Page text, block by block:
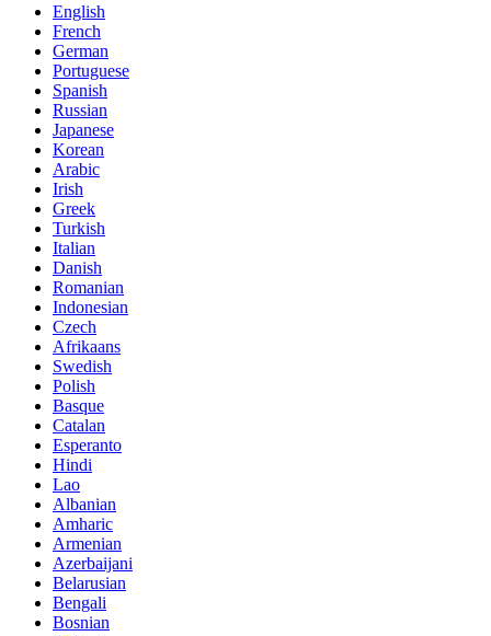
English
French
German
Portuguese
Spanish
Russian
Japanese
Korean
Arabic
Irish
Greek
Turkish
Italian
Danish
Romanian
Indonesian
Czech
Afrikaans
Swedish
Polish
Basque
Catalan
Esperanto
Hindi
Lao
Albanian
Amharic
Armenian
Azerbaijani
Belarusian
Bengali
Bosnian